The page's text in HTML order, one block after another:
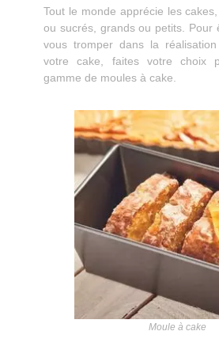
Moule à cake
Tout le monde apprécie les
ou sucrés, grands ou petits. Pour
vous tromper dans la
votre cake, faites votre choix
gamme de moules à cake.